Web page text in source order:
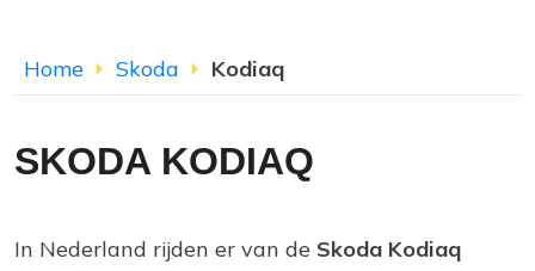
Home Skoda Kodiaq
SKODA KODIAQ
In Nederland rijden er van de Skoda Kodiaq